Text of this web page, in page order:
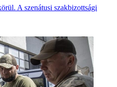
A szenátusi szakbizottsági